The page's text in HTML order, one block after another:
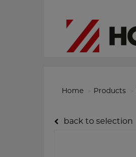
Home Products
back to selection